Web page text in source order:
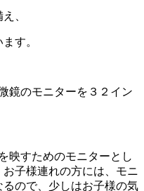
、
す。
鏡のモニターを３２イン
映すためのモニターとし
子様連れの方には、モニ
ので、少しはお子様の気